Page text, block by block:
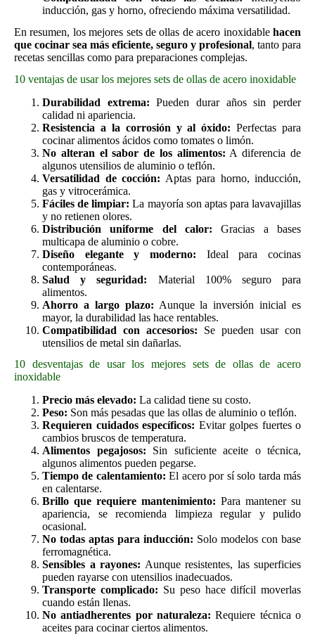
inducción, gas y horno, ofreciendo máxima versatilidad.
En resumen, los mejores sets de ollas de acero inoxidable hacen
que cocinar sea más eficiente, seguro y profesional, tanto para
recetas sencillas como para preparaciones complejas.
10 ventajas de usar los mejores sets de ollas de acero inoxidable
Durabilidad extrema: Pueden durar años sin perder
calidad ni apariencia.
Resistencia a la corrosión y al óxido: Perfectas para
cocinar alimentos ácidos como tomates o limón.
No alteran el sabor de los alimentos: A diferencia de
algunos utensilios de aluminio o teflón.
Versatilidad de cocción: Aptas para horno, inducción,
gas y vitrocerámica.
Fáciles de limpiar: La mayoría son aptas para lavavajillas
y no retienen olores.
Distribución uniforme del calor: Gracias a bases
multicapa de aluminio o cobre.
Diseño elegante y moderno: Ideal para cocinas
contemporáneas.
Salud y seguridad: Material 100% seguro para
alimentos.
Ahorro a largo plazo: Aunque la inversión inicial es
mayor, la durabilidad las hace rentables.
Compatibilidad con accesorios: Se pueden usar con
utensilios de metal sin dañarlas.
10 desventajas de usar los mejores sets de ollas de acero
inoxidable
Precio más elevado: La calidad tiene su costo.
Peso: Son más pesadas que las ollas de aluminio o teflón.
Requieren cuidados específicos: Evitar golpes fuertes o
cambios bruscos de temperatura.
Alimentos pegajosos: Sin suficiente aceite o técnica,
algunos alimentos pueden pegarse.
Tiempo de calentamiento: El acero por sí solo tarda más
en calentarse.
Brillo que requiere mantenimiento: Para mantener su
apariencia, se recomienda limpieza regular y pulido
ocasional.
No todas aptas para inducción: Solo modelos con base
ferromagnética.
Sensibles a rayones: Aunque resistentes, las superficies
pueden rayarse con utensilios inadecuados.
Transporte complicado: Su peso hace difícil moverlas
cuando están llenas.
No antiadherentes por naturaleza: Requiere técnica o
aceites para cocinar ciertos alimentos.